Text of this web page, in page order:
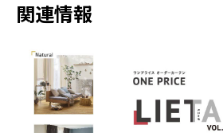
関連情報